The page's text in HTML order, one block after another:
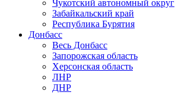
Чукотский автономный округ
Забайкальский край
Республика Бурятия
Донбасс
Весь Донбасс
Запорожская область
Херсонская область
ЛНР
ДНР